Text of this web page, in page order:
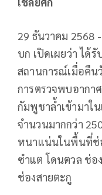
29 ธันวาคม 2568
บก เปิดเผยว่า ได้
สถานการณ์เมื่อคืน
การตรวจพบอากา
กัมพูชาล้ำเข้ามาใ
จำนวนมากกว่า
หนาแน่นในพื้นที่ช่
ซำแต โดนตวล ช่อ
ช่องสายตะกู